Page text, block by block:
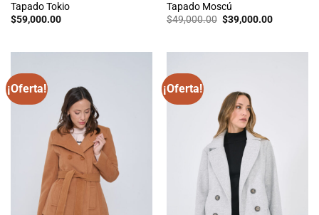
Tapado Tokio
$59,000.00
Tapado Moscú
$49,000.00 El
precio
$49,000.00.
$39,000.00El
¡Oferta! ¡Oferta!